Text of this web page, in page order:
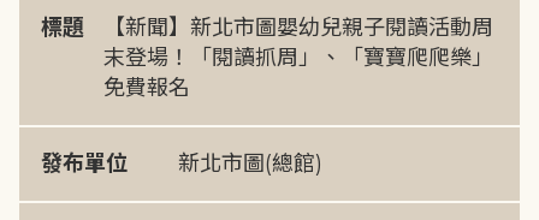
標題
【新聞】新北市圖嬰幼兒親子閱讀活動周
末登場！「閱讀抓周」、「寶寶爬爬樂」
免費報名
發布單位 新北市圖(總館)